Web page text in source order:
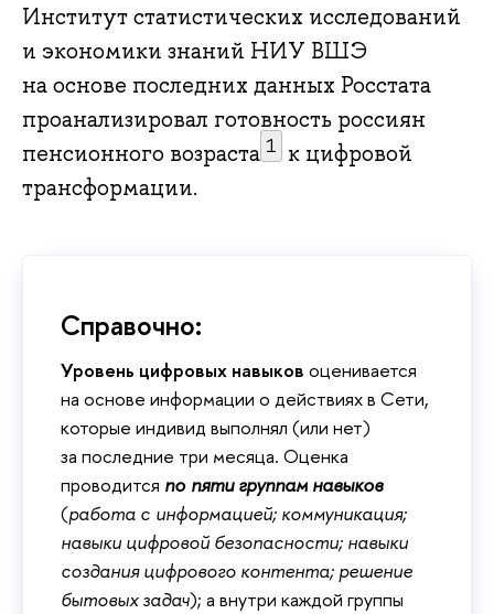
Институт статистических исследований
и экономики знаний НИУ ВШЭ
на основе последних данных Росстата
проанализировал готовность россиян
пенсионного возраста 1 к цифровой
трансформации.
Справочно:
Уровень цифровых навыков оценивается
на основе информации о действиях в Сети,
которые индивид выполнял (или нет)
за последние три месяца. Оценка
проводится по пяти группам навыков
(работа с информацией; коммуникация;
навыки цифровой безопасности; навыки
создания цифрового контента; решение
бытовых задач); а внутри каждой группы